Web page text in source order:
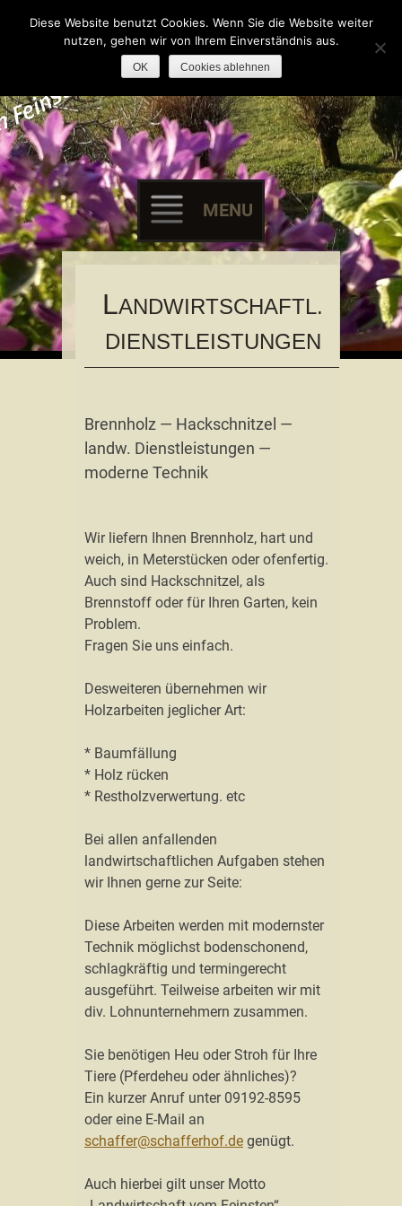
Schafferhof.de
MENU
content
LANDWIRTSCHAFTL.
DIENSTLEISTUNGEN
Brennholz — Hackschnitzel —
landw. Dienstleistungen —
moderne Technik
Wir liefern Ihnen Brennholz, hart und
weich, in Meterstücken oder ofenfertig.
Auch sind Hackschnitzel, als
Brennstoff oder für Ihren Garten, kein
Problem.
Fragen Sie uns einfach.
Desweiteren übernehmen wir
Holzarbeiten jeglicher Art:
* Baumfällung
* Holz rücken
* Restholzverwertung. etc
Bei allen anfallenden
landwirtschaftlichen Aufgaben stehen
wir Ihnen gerne zur Seite:
Diese Arbeiten werden mit modernster
Technik möglichst bodenschonend,
schlagkräftig und termingerecht
ausgeführt. Teilweise arbeiten wir mit
div. Lohnunternehmern zusammen.
Sie benötigen Heu oder Stroh für Ihre
Tiere (Pferdeheu oder ähnliches)?
Ein kurzer Anruf unter 09192-8595
oder eine E-Mail an
schaffer@schafferhof.de genügt.
Auch hierbei gilt unser Motto
Diese Website benutzt Cookies. Wenn Sie die Website weiter
nutzen, gehen wir von Ihrem Einverständnis aus.
OK Cookies ablehnen